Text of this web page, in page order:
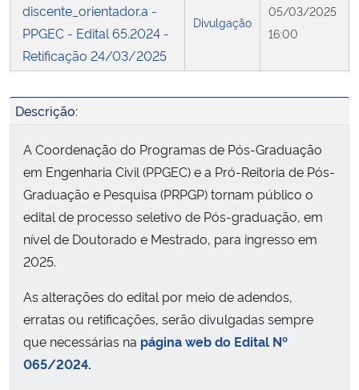
discente_orientador.a -
PPGEC - Edital 65.2024 -
Retificação 24/03/2025
Divulgação
05/03/2025
16:00
Descrição:
A Coordenação do Programas de Pós-Graduação
em Engenharia Civil (PPGEC) e a Pró-Reitoria de Pós-
Graduação e Pesquisa (PRPGP) tornam público o
edital de processo seletivo de Pós-graduação, em
nível de Doutorado e Mestrado, para ingresso em
2025.
As alterações do edital por meio de adendos,
erratas ou retificações, serão divulgadas sempre
que necessárias na página web do Edital Nº
065/2024.